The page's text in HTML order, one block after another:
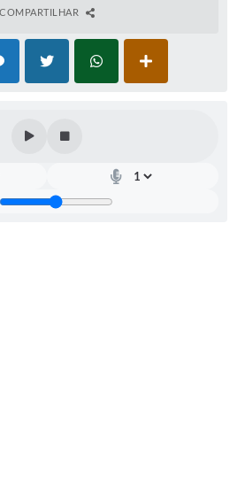
COMPARTILHAR